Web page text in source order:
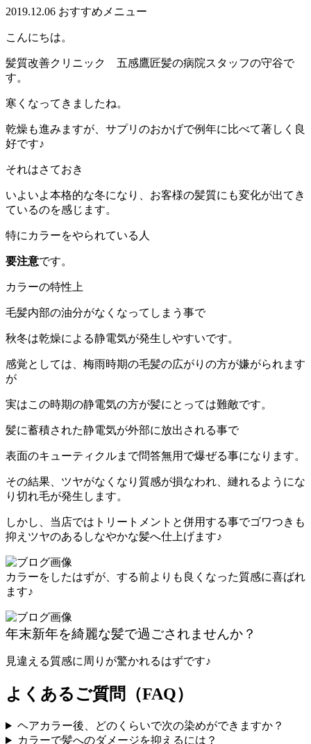
2019.12.06 おすすめメニュー
こんにちは。
髪質改善クリニック 五感鷹匠髪の病院スタッフの守谷で
す。
寒くなってきましたね。
乾燥も進みますが、サプリのおかげで例年に比べて著しく良
好です♪
それはさておき
いよいよ本格的な冬になり、お客様の髪質にも変化が出てき
ているのを感じます。
特にカラーをやられている人
要注意です。
カラーの特性上
毛髪内部の油分がなくなってしまう事で
秋冬は乾燥による静電気が発生しやすいです。
感覚としては、梅雨時期の毛髪の広がりの方が嫌がられます
が
実はこの時期の静電気の方が髪にとっては難敵です。
髪に蓄積された静電気が外部に放出される事で
表面のキューティクルまで問答無用で爆ぜる事になります。
その結果、ツヤがなくなり質感が損なわれ、縺れるようにな
り切れ毛が発生します。
しかし、当店ではトリートメントと併用する事でゴワつきも
抑えツヤのあるしなやかな髪へ仕上げます♪
カラーをしたはずが、する前よりも良くなった質感に喜ばれ
ます♪
年末新年を綺麗な髪で過ごされませんか？
見違える質感に周りが驚かれるはずです♪
よくあるご質問（FAQ）
ヘアカラー後、どのくらいで次の染めができますか？
カラーで髪へのダメージを抑えるには？